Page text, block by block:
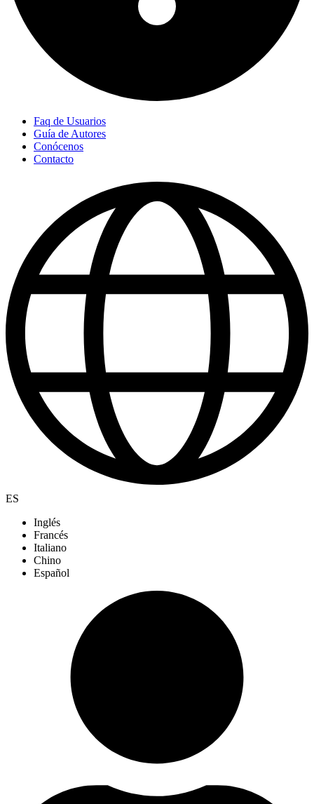
Faq de Usuarios
Guía de Autores
Conócenos
Contacto
ES
Inglés
Francés
Italiano
Chino
Español